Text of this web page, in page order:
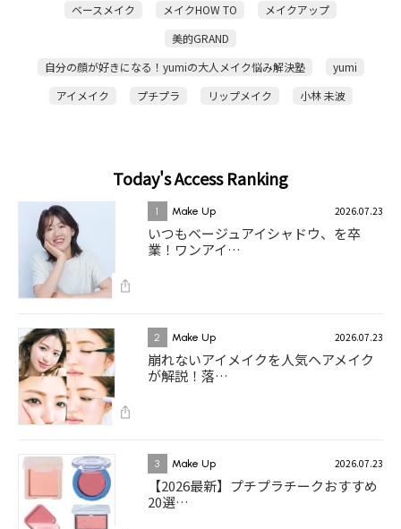
ベースメイク メイクHOW TO
メイクアップ
美的GRAND
自分の顔が好きになる！yumiの大人メイク悩み解決塾
yumi
アイメイク
プチプラ リップメイク 小林 未波
Today's Access Ranking
1 Make Up 2026.07.23
いつもベージュアイシャドウ、を卒
業！ワンアイ…
2 Make Up 2026.07.23
崩れないアイメイクを人気ヘアメイク
が解説！落…
3 Make Up 2026.07.23
【2026最新】プチプラチークおすすめ
20選…